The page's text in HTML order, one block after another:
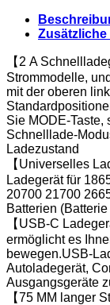
【2 A
Strommodelle,
mit der oberen
Sie MODE-Taste,
Schnelllade-
Ladezustand
【Universelles
Ladegerät für
20700 21700
Batterien
【USB-C
ermöglicht es
bewegen.USB-
Autoladegerät,
Ausgangsgeräte
【75 MM langer